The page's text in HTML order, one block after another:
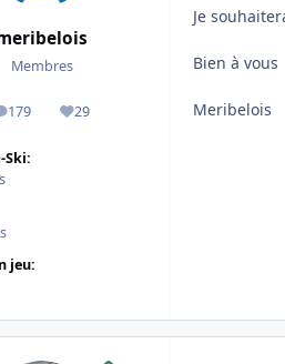
Membres
179
messages29
Réputation
Ski:
jeu:
Je
Bien à vous
Meribelois